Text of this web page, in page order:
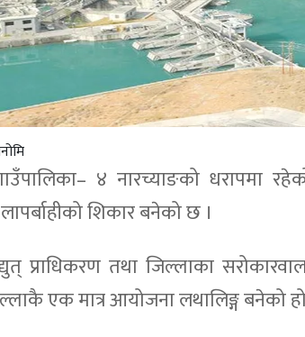
४ नारच्याङको धरापमा
शिकार बनेको छ ।
प्राधिकरण तथा जिल्लाका
एक मात्र आयोजना लथालिङ्ग बनेको